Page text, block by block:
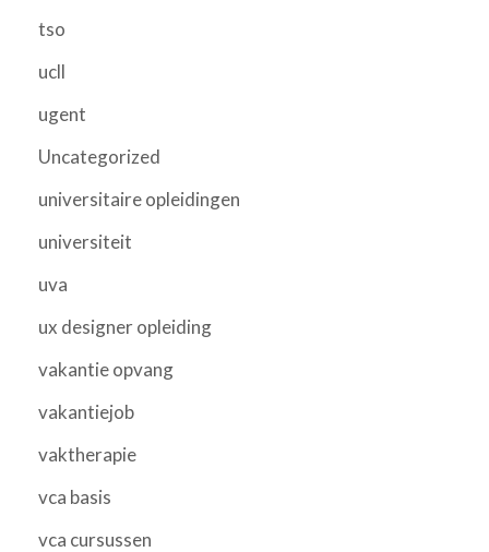
tso
ucll
ugent
Uncategorized
universitaire opleidingen
universiteit
uva
ux designer opleiding
vakantie opvang
vakantiejob
vaktherapie
vca basis
vca cursussen